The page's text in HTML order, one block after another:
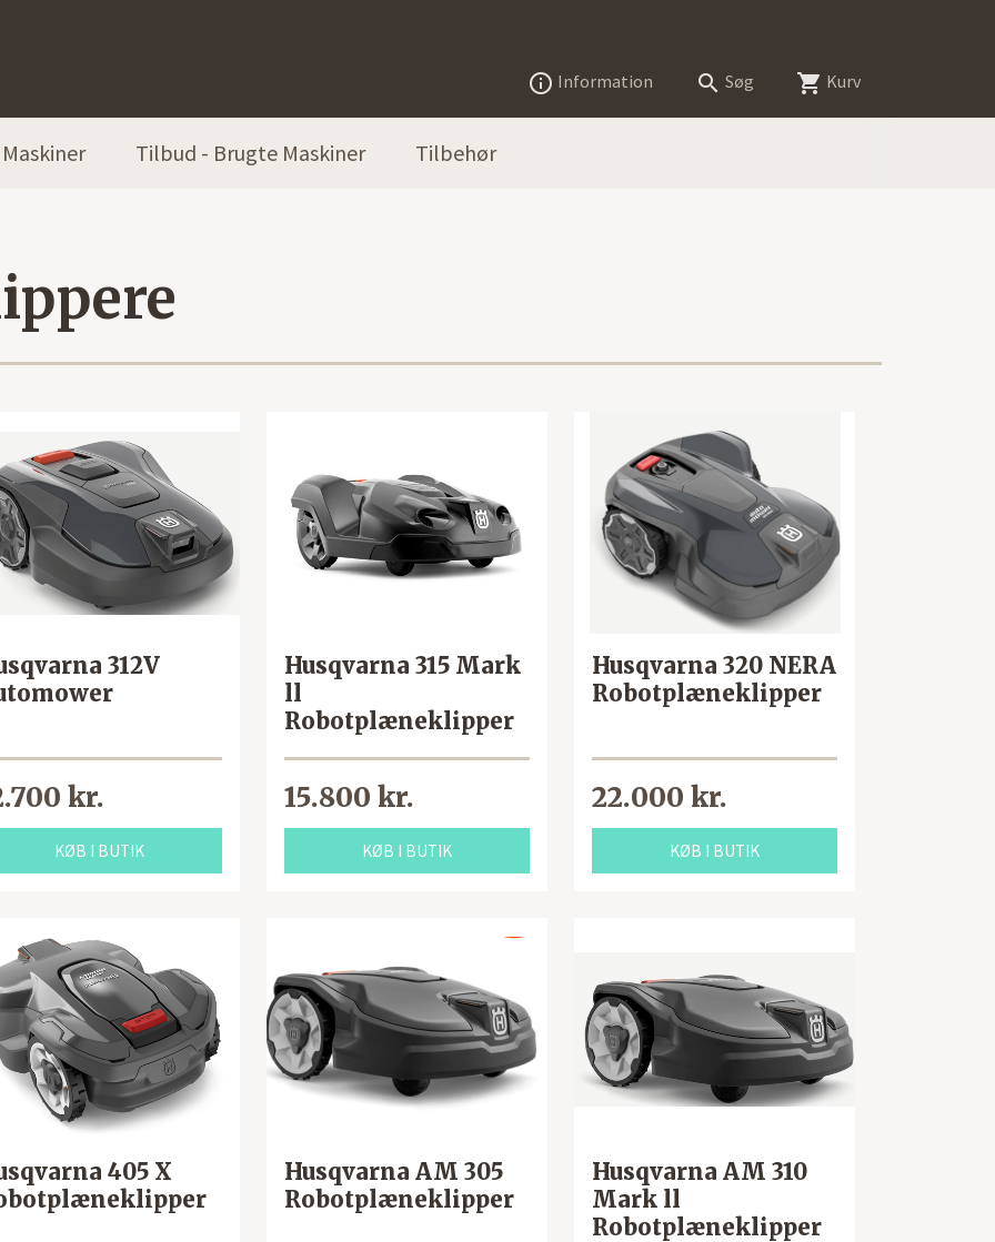
 Information  Søg  Kurv
Maskiner Tilbud - Brugte Maskiner Tilbehør
312V
kr.
KØB I BUTIK
Husqvarna 315 Mark
ll
Robotplæneklipper
15.800 kr.
KØB I BUTIK
Husqvarna 320 NERA
Robotplæneklipper
22.000 kr.
KØB I BUTIK
405 X
Husqvarna AM 305
Robotplæneklipper
Husqvarna AM 310
Mark ll
Robotplæneklipper